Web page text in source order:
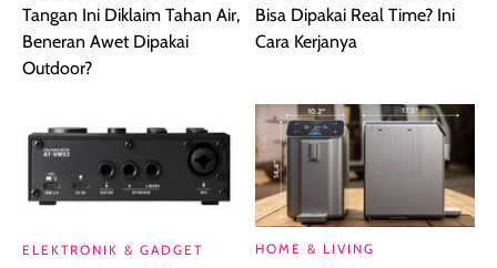
Tangan Ini Diklaim Tahan Air,
Beneran Awet Dipakai
Outdoor?
Bisa Dipakai Real Time? Ini
Cara Kerjanya
ELEKTRONIK & GADGET HOME & LIVING